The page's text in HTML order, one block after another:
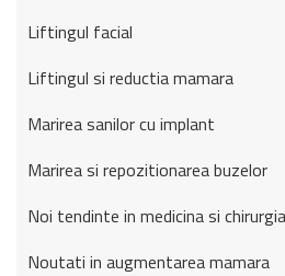
Liftingul facial
Liftingul si reductia mamara
Marirea sanilor cu implant
Marirea si repozitionarea buzelor
Noi tendinte in medicina si
Noutati in augmentarea mamara